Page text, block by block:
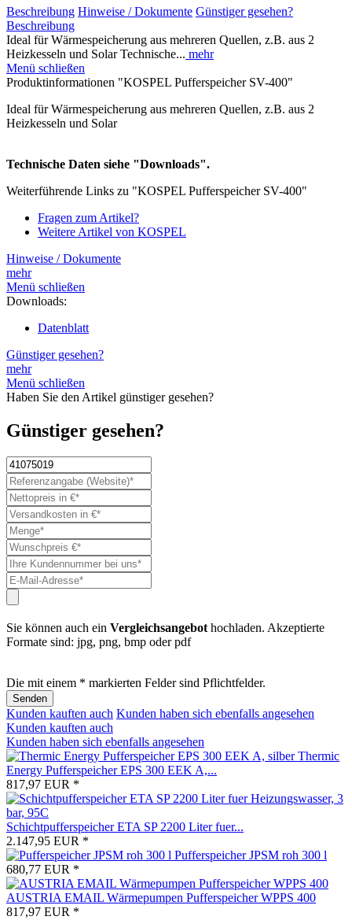
Beschreibung Hinweise / Dokumente Günstiger gesehen?
Beschreibung
Ideal für Wärmespeicherung aus mehreren Quellen, z.B. aus 2
Heizkesseln und Solar Technische... mehr
Menü schließen
Produktinformationen "KOSPEL Pufferspeicher SV-400"
Ideal für Wärmespeicherung aus mehreren Quellen, z.B. aus 2
Heizkesseln und Solar
Technische Daten siehe "Downloads".
Weiterführende Links zu "KOSPEL Pufferspeicher SV-400"
Fragen zum Artikel?
Weitere Artikel von KOSPEL
Hinweise / Dokumente
mehr
Menü schließen
Downloads:
Datenblatt
Günstiger gesehen?
mehr
Menü schließen
Haben Sie den Artikel günstiger gesehen?
Günstiger gesehen?
Sie können auch ein Vergleichsangebothochladen. Akzeptierte
Formate sind: jpg, png, bmp oder pdf
Die mit einem * markierten Felder sind Pflichtfelder.
Senden
Kunden kauften auch Kunden haben sich ebenfalls angesehen
Kunden kauften auch
Kunden haben sich ebenfalls angesehen
Thermic
Energy Pufferspeicher EPS 300 EEK A,...
817,97 EUR *
Schichtpufferspeicher ETA SP 2200 Liter fuer...
2.147,95 EUR *
Pufferspeicher JPSM roh 300 l
680,77 EUR *
AUSTRIA EMAIL Wärmepumpen Pufferspeicher WPPS 400
817,97 EUR *